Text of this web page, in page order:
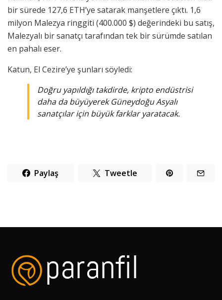
bir sürede 127,6 ETH’ye satarak manşetlere çıktı. 1,6
milyon Malezya ringgiti (400.000 $) değerindeki bu satış,
Malezyalı bir sanatçı tarafından tek bir sürümde satılan
en pahalı eser.
Katun, El Cezire’ye şunları söyledi:
Doğru yapıldığı takdirde, kripto endüstrisi
daha da büyüyerek Güneydoğu Asyalı
sanatçılar için büyük farklar yaratacak.
Paylaş Tweetle